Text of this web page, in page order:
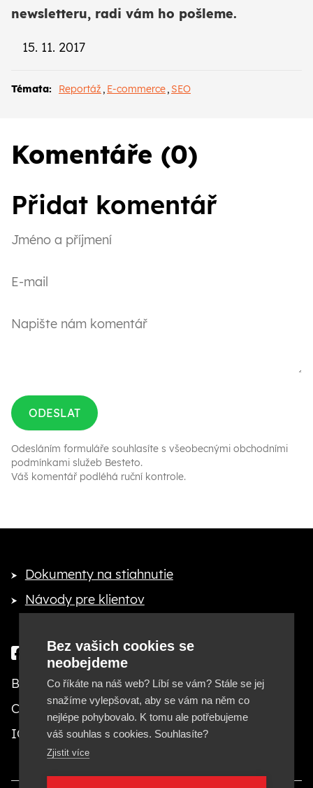
Bez vašich cookies se
neobejdeme
Co říkáte na náš web? Líbí se vám? Stále se jej
snažíme vylepšovat, aby se vám na něm co
nejlépe pohybovalo. K tomu ale potřebujeme
váš souhlas s cookies. Souhlasíte?
Zjistit více
newsletteru, radi vám ho pošleme.
15. 11. 2017
Témata: Reportáž , E-commerce, SEO
Komentáře (0)
Přidat komentář
ODESLAT
Odesláním formuláře souhlasíte s všeobecnými obchodními
podmínkami služeb Besteto.
Váš komentář podléhá ruční kontrole.
Dokumenty na stiahnutie
Návody pre klientov
Besteto marketing, s. r. o.
Cejl 20, 602 00 Brno
IČ: 29380553, DIČ: CZ29380553